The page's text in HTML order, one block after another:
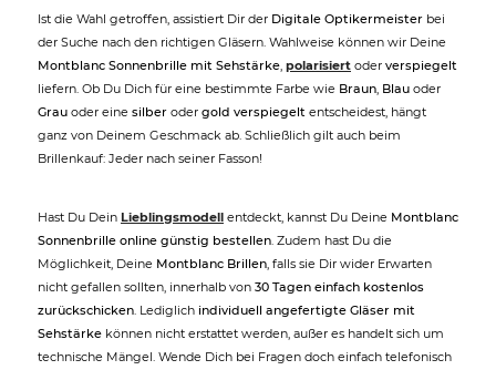
Ist die Wahl getroffen, assistiert Dir der Digitale Optikermeister bei
der Suche nach den richtigen Gläsern. Wahlweise können wir Deine
Montblanc Sonnenbrille mit Sehstärke, polarisiert oder verspiegelt
liefern. Ob Du Dich für eine bestimmte Farbe wie Braun, Blau oder
Grau oder eine silber oder gold verspiegelt entscheidest, hängt
ganz von Deinem Geschmack ab. Schließlich gilt auch beim
Brillenkauf: Jeder nach seiner Fasson!
Hast Du Dein Lieblingsmodell entdeckt, kannst Du Deine Montblanc
Sonnenbrille online günstig bestellen. Zudem hast Du die
Möglichkeit, Deine Montblanc Brillen, falls sie Dir wider Erwarten
nicht gefallen sollten, innerhalb von 30 Tagen einfach kostenlos
zurückschicken. Lediglich individuell angefertigte Gläser mit
Sehstärke können nicht erstattet werden, außer es handelt sich um
technische Mängel. Wende Dich bei Fragen doch einfach telefonisch